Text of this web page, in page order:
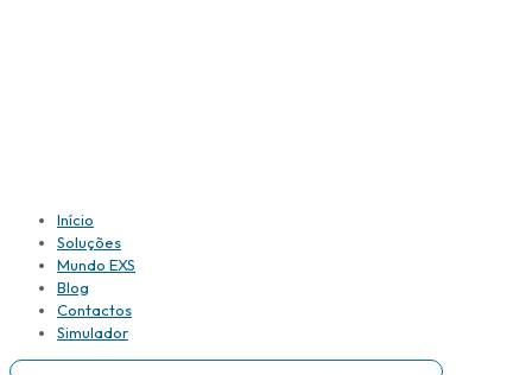
Início
Soluções
Mundo EXS
Blog
Contactos
Simulador